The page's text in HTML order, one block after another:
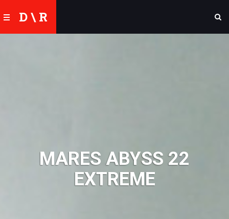
D \ R
MARES ABYSS 22
EXTREME